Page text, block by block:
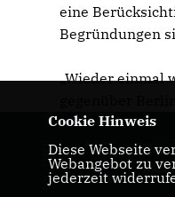
eine
Begründungen
Wieder einmal
Hier
Cookie Hinweis
Diese Webseite
Webangebot zu
jederzeit